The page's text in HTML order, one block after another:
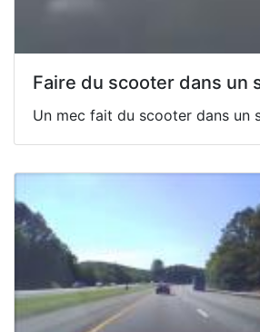
Faire du scooter dans un
Un mec fait du scooter dans un